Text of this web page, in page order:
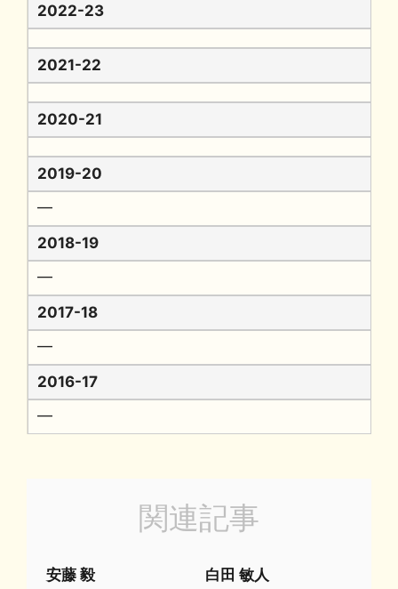
2022-23
2021-22
2020-21
2019-20
━
2018-19
━
2017-18
━
2016-17
━
関連記事
安藤 毅 白田 敏人